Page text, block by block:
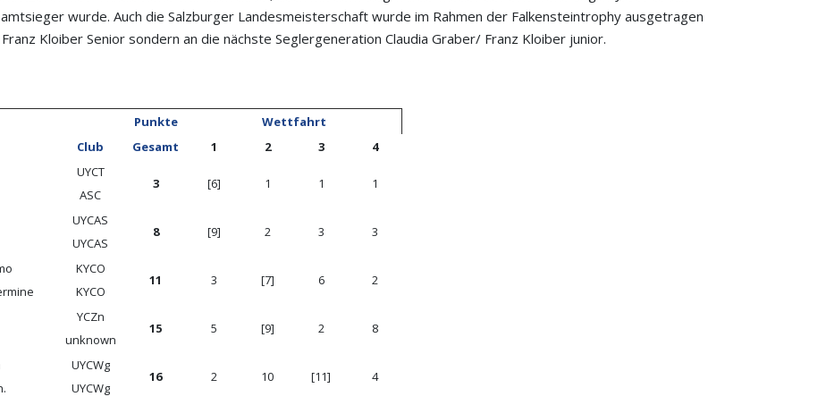
wurde. Auch die Salzburger Landesmeisterschaft wurde im Rahmen der Falkensteintrophy ausgetragen
Kloiber Senior sondern an die nächste Seglergeneration Claudia Graber/ Franz Kloiber junior.
Punkte
Wettfahrt
Club Gesamt 1 2 3 4
UYCT
ASC
3 [6] 1 1 1
UYCAS
UYCAS
8 [9] 2 3 3
KYCO
KYCO
11 3 [7] 6 2
YCZn
unknown
15 5 [9] 2 8
UYCWg
UYCWg
16 2 10 [11] 4